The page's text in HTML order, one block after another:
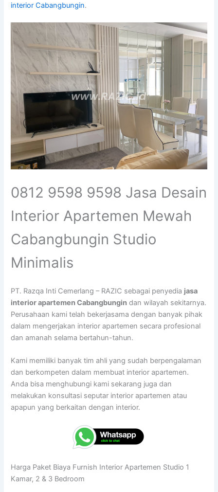
interior Cabangbungin.
0812 9598 9598 Jasa Desain
Interior Apartemen Mewah
Cabangbungin Studio
Minimalis
PT. Razqa Inti Cemerlang – RAZIC sebagai penyedia jasa
interior apartemen Cabangbungin dan wilayah sekitarnya.
Perusahaan kami telah bekerjasama dengan banyak pihak
dalam mengerjakan interior apartemen secara profesional
dan amanah selama bertahun-tahun.
Kami memiliki banyak tim ahli yang sudah berpengalaman
dan berkompeten dalam membuat interior apartemen.
Anda bisa menghubungi kami sekarang juga dan
melakukan konsultasi seputar interior apartemen atau
apapun yang berkaitan dengan interior.
Harga Paket Biaya Furnish Interior Apartemen Studio 1
Kamar, 2 & 3 Bedroom